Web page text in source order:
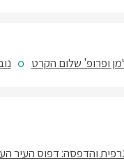
ופרופ' שלום הקרט
והדפסה: דפוס העיר